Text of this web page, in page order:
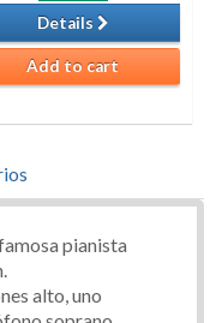
Details
Add to cart
pianista
alto, uno